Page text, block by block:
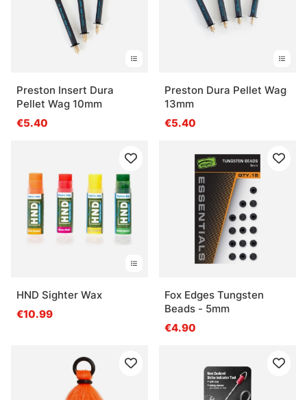
Preston Insert Dura
Pellet Wag 10mm
€5.40
Preston Dura Pellet Wag
13mm
€5.40
HND Sighter Wax
€10.99
Fox Edges Tungsten
Beads - 5mm
€4.90